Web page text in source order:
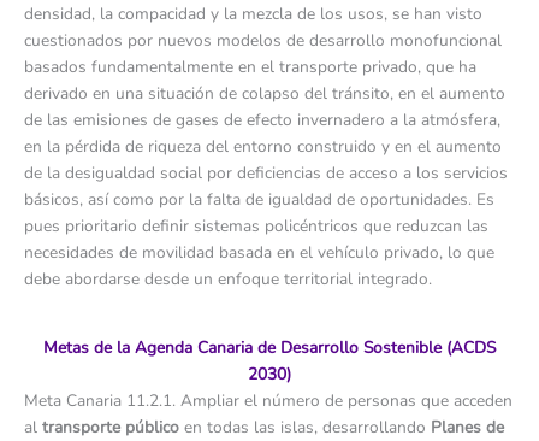
densidad, la compacidad y la mezcla de los usos, se han visto
cuestionados por nuevos modelos de desarrollo monofuncional
basados fundamentalmente en el transporte privado, que ha
derivado en una situación de colapso del tránsito, en el aumento
de las emisiones de gases de efecto invernadero a la atmósfera,
en la pérdida de riqueza del entorno construido y en el aumento
de la desigualdad social por deficiencias de acceso a los servicios
básicos, así como por la falta de igualdad de oportunidades. Es
pues prioritario definir sistemas policéntricos que reduzcan las
necesidades de movilidad basada en el vehículo privado, lo que
debe abordarse desde un enfoque territorial integrado.
Metas de la Agenda Canaria de Desarrollo Sostenible (ACDS
2030)
Meta Canaria 11.2.1. Ampliar el número de personas que acceden
al transporte público en todas las islas, desarrollando Planes de